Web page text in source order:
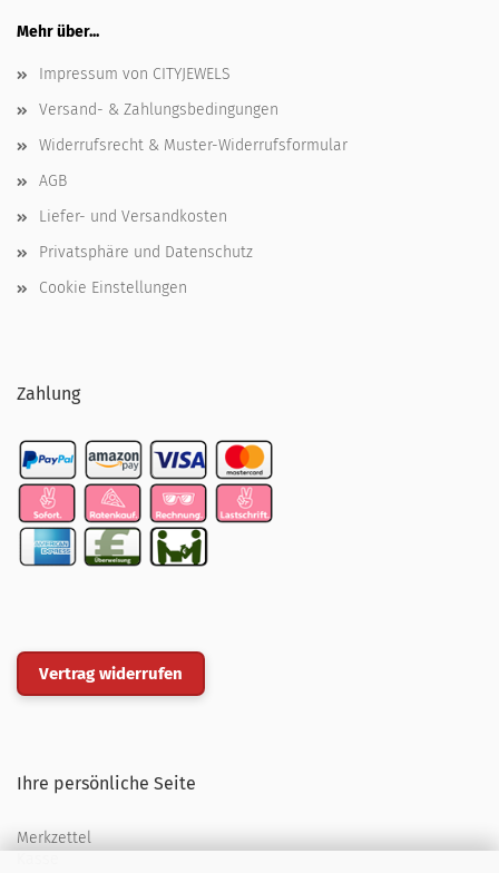
Mehr über...
Impressum von CITYJEWELS
Versand- & Zahlungsbedingungen
Widerrufsrecht & Muster-Widerrufsformular
AGB
Liefer- und Versandkosten
Privatsphäre und Datenschutz
Cookie Einstellungen
Zahlung
Vertrag widerrufen
Ihre persönliche Seite
Merkzettel